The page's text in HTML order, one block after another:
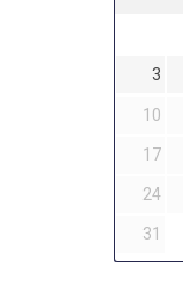
3
10
17
24
31